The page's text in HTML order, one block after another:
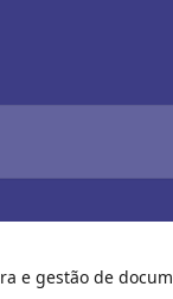
e gestão de